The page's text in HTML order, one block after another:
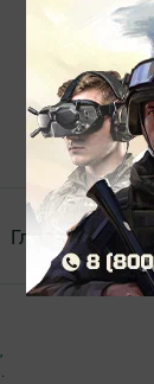
Главная